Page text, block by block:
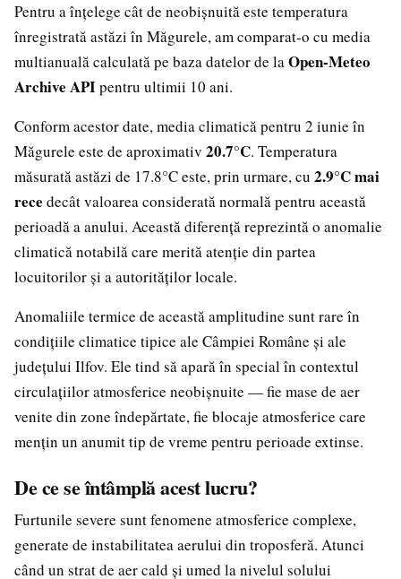
Pentru a înțelege cât de neobișnuită este temperatura
înregistrată astăzi în Măgurele, am comparat-o cu media
multianuală calculată pe baza datelor de laOpen-Meteo
Archive APIpentru ultimii 10 ani.
Conform acestor date, media climatică pentru 2 iunie în
Măgurele este de aproximativ 20.7°C. Temperatura
măsurată astăzi de 17.8°C este, prin urmare, cu 2.9°C mai
rece decât valoarea considerată normală pentru această
perioadă a anului. Această diferență reprezintă o anomalie
climatică notabilă care merită atenție din partea
locuitorilor și a autorităților locale.
Anomaliile termice de această amplitudine sunt rare în
condițiile climatice tipice ale Câmpiei Române și ale
județului Ilfov. Ele tind să apară în special în contextul
circulațiilor atmosferice neobișnuite — fie mase de aer
venite din zone îndepărtate, fie blocaje atmosferice care
mențin un anumit tip de vreme pentru perioade extinse.
De ce se întâmplă acest lucru?
Furtunile severe sunt fenomene atmosferice complexe,
generate de instabilitatea aerului din troposferă. Atunci
când un strat de aer cald și umed la nivelul solului